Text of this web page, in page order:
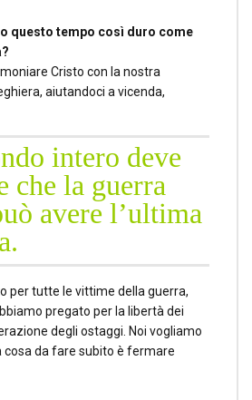
questo tempo così duro come
Cristo con la nostra
aiutandoci a vicenda,
intero deve
che la guerra
avere l’ultima
per tutte le vittime della guerra,
pregato per la libertà dei
degli ostaggi. Noi vogliamo
cosa da fare subito è fermare